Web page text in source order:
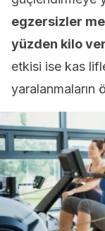
egzersizler
yüzden kilo
etkisi ise kas
yaralanmaların